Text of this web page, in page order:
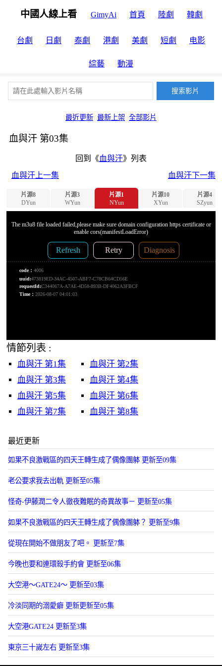
中國人線上看 GimyAi 首頁 陸劇 韓劇
台劇 日劇 泰劇 港劇 美劇 短劇 电影
綜藝 動漫
最近更新 最新上架 全部影片
血與汗 第03集
回到《血與汗》列表
血與汗上一集
血與汗下一集
片源8
DYun
片源3
WYun
片源1
NYun
片源10
XYun
片源4
SZyun
情節列表 :
血與汗 第1集
血與汗 第2集
血與汗 第3集
血與汗 第4集
血與汗 第5集
血與汗 第6集
血與汗 第7集
血與汗 第8集
最近更新
如果不良激戰區的四天王轉生成了偶像團躰 更新至09集
老公要求我去出軌 更新至05集
怪奇-伊藤潤二令人徹夜難眠的奇異故事－ 更新至05集
如果不良激戰區的四天王轉生成了偶像團躰？ 更新至9集
從現在開始不做朋友了吧。 更新至7集
今晚也要和連環殺手約會 更新至06集
大空港～GATE24～ 更新至03集
冷淡同期的溺愛癖 更新更新至05集
大空港GATE24 更新至3集
東京三十嵗左右 更新至3集